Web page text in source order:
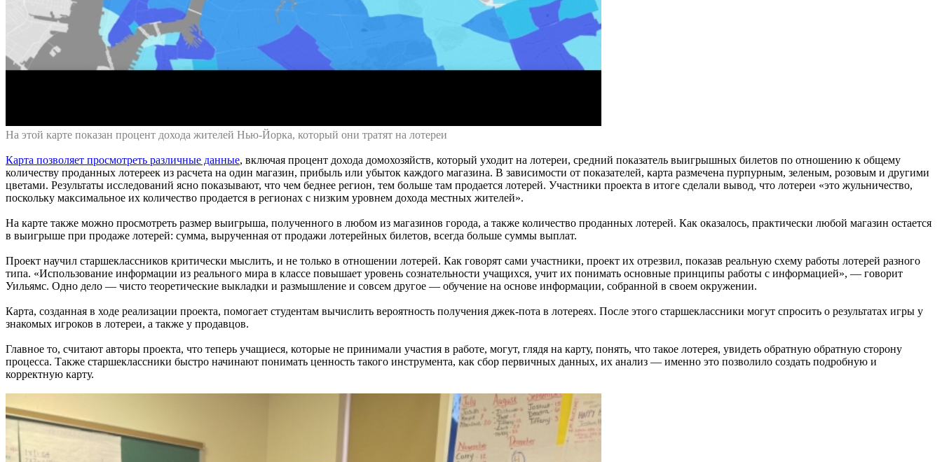
На этой карте показан процент дохода жителей Нью-Йорка, который они тратят на лотереи
Карта позволяет просмотреть различные данные, включая процент дохода домохозяйств, который уходит на лотереи, средний показатель выигрышных билетов по отношению к общему
количеству проданных лотереек из расчета на один магазин, прибыль или убыток каждого магазина. В зависимости от показателей, карта размечена пурпурным, зеленым, розовым и другими
цветами. Результаты исследований ясно показывают, что чем беднее регион, тем больше там продается лотерей. Участники проекта в итоге сделали вывод, что лотереи «это жульничество,
поскольку максимальное их количество продается в регионах с низким уровнем дохода местных жителей».
На карте также можно просмотреть размер выигрыша, полученного в любом из магазинов города, а также количество проданных лотерей. Как оказалось, практически любой магазин остается
в выигрыше при продаже лотерей: сумма, вырученная от продажи лотерейных билетов, всегда больше суммы выплат.
Проект научил старшеклассников критически мыслить, и не только в отношении лотерей. Как говорят сами участники, проект их отрезвил, показав реальную схему работы лотерей разного
типа. «Использование информации из реального мира в классе повышает уровень сознательности учащихся, учит их понимать основные принципы работы с информацией», — говорит
Уильямс. Одно дело — чисто теоретические выкладки и размышление и совсем другое — обучение на основе информации, собранной в своем окружении.
Карта, созданная в ходе реализации проекта, помогает студентам вычислить вероятность получения джек-пота в лотереях. После этого старшеклассники могут спросить о результатах игры у
знакомых игроков в лотереи, а также у продавцов.
Главное то, считают авторы проекта, что теперь учащиеся, которые не принимали участия в работе, могут, глядя на карту, понять, что такое лотерея, увидеть обратную обратную сторону
процесса. Также старшеклассники быстро начинают понимать ценность такого инструмента, как сбор первичных данных, их анализ — именно это позволило создать подробную и
корректную карту.